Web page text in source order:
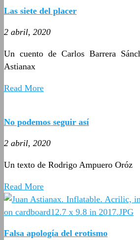
Las siete del placer
2 abril, 2020
Un cuento de Carlos Barrera
Astianax
Read More
No podemos seguir así
2 abril, 2020
Un texto de Rodrigo Ampuero Oróz
Read More
Falsa apología del erotismo